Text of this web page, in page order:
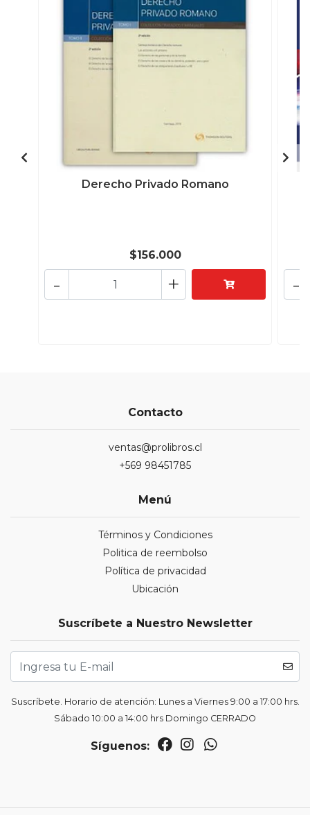
Derecho Privado Romano
$156.000
+
- -
Contacto
ventas@prolibros.cl
+569 98451785
Menú
Términos y Condiciones
Politica de reembolso
Política de privacidad
Ubicación
Suscríbete a Nuestro Newsletter
Suscríbete. Horario de atención: Lunes a Viernes 9:00 a 17:00 hrs.
Sábado 10:00 a 14:00 hrs Domingo CERRADO
Síguenos: